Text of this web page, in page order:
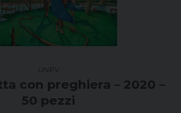
UNPV
con preghiera – 2020 –
50 pezzi